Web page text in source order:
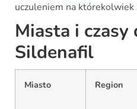
uczuleniem na którekolwiek
Miasta i
Sildenafil
Miasto Region